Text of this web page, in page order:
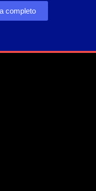
completo